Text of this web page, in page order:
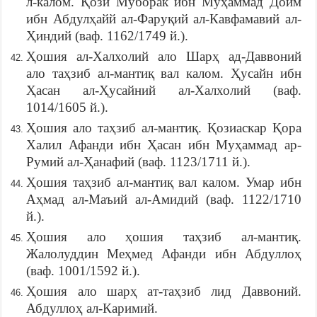
ибн Абдулҳайй ал-Фаруқий ал-Кавфамавий ал-
Ҳиндий (ваф. 1162/1749 й.).
Ҳошия ал-Халхолий ало Шарҳ ад-Даввоний
ало таҳзиб ал-мантиқ вал калом. Ҳусайн ибн
Ҳасан ал-Ҳусайний ал-Халхолий (ваф.
1014/1605 й.).
Ҳошия ало таҳзиб ал-мантиқ. Қозиаскар Қора
Халил Афанди ибн Ҳасан ибн Муҳаммад ар-
Румий ал-Ҳанафий (ваф. 1123/1711 й.).
Ҳошия таҳзиб ал-мантиқ вал калом. Умар ибн
Аҳмад ал-Маъий ал-Амидий (ваф. 1122/1710
й.).
Ҳошия ало ҳошия таҳзиб ал-мантиқ.
Жалолуддин Меҳмед Афанди ибн Абдуллоҳ
(ваф. 1001/1592 й.).
Ҳошия ало шарҳ ат-таҳзиб лид Даввоний.
Абдуллоҳ ал-Каримий.